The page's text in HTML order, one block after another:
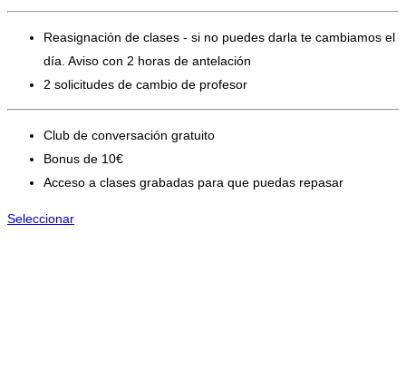
Reasignación de clases - si no puedes darla te cambiamos el
día. Aviso con 2 horas de antelación
2 solicitudes de cambio de profesor
Club de conversación gratuito
Bonus de 10€
Acceso a clases grabadas para que puedas repasar
Seleccionar